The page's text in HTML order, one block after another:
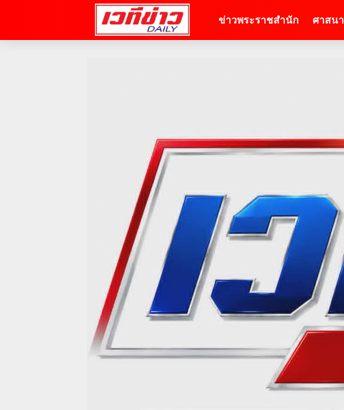
ข่าวพระราชสำนัก ศาสนา